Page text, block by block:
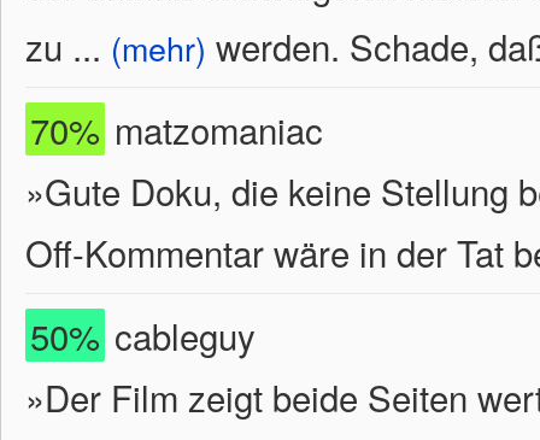
zu ... (mehr) werden. Schade,
70% matzomaniac
»Gute Doku, die keine Stellung
Off-Kommentar wäre in der Tat
50% cableguy
»Der Film zeigt beide Seiten